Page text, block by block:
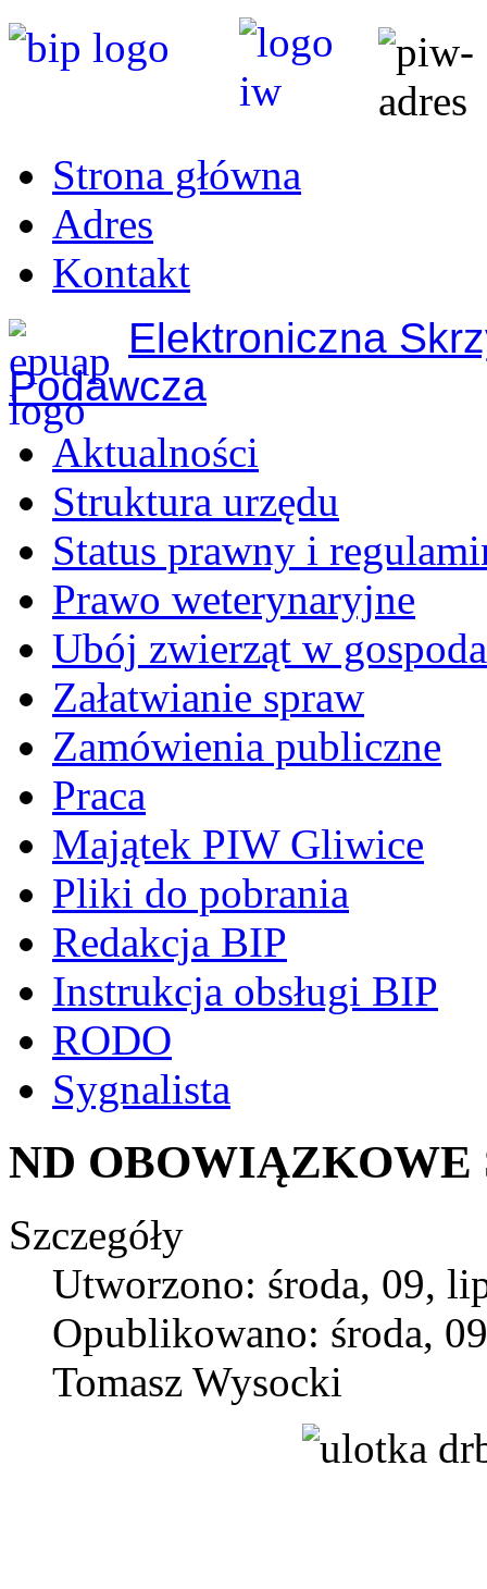
Strona główna
Adres
Kontakt
Elektroniczna
Podawcza
Aktualności
Struktura urzędu
Status prawny i
Prawo weterynaryjne
Ubój zwierząt w
Załatwianie spraw
Zamówienia publiczne
Praca
Majątek PIW Gliwice
Pliki do pobrania
Redakcja BIP
Instrukcja obsługi BIP
RODO
Sygnalista
ND
Szczegóły
Utworzono: środa, 09,
Opublikowano: środa,
Tomasz Wysocki